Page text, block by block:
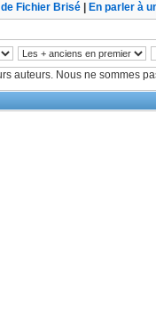
Fichier Brisé En parler à
auteurs. Nous ne sommes